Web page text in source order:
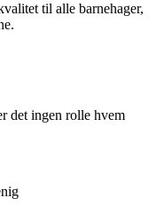
til alle barnehager,
det ingen rolle hvem